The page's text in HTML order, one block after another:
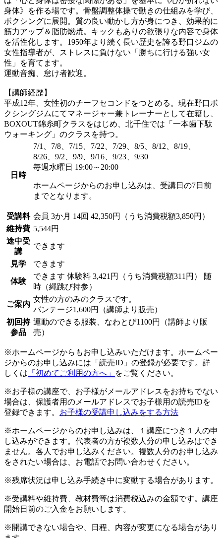
身体》を作る場です。骨盤調整体操で動きの仕組みを学び、
ボクシングに展開。質の良い動かし方が身につき、効果的に
筋力アップ＆脂肪燃焼。キックもありの欲張りな内容で身体
を活性化します。1950年より続く長い歴史を誇る野口ジムの
女性指導者が、ストレスに負けない「勝ちに行ける強い女
性」を育てます。
運動音痴、怠け者歓迎。
【講師経歴】
平成12年、女性初のチーフセコンドをつとめる。現在野口ボ
クシングジムにてマネージャー兼トレーナーとして在籍し、
BOXOUT錦糸町クラスをはじめ、北千住では「一本歯下駄
ウォーキング」のクラスを持つ。
日時
7/1、7/8、7/15、7/22、7/29、8/5、8/12、8/19、
8/26、9/2、9/9、9/16、9/23、9/30
毎週水曜日 19:00～20:00
ホームページからのお申し込みは、受講日の7日前
までとなります。
受講料 会員 3か月 14回 42,350円（うち消費税額3,850円）
維持費 5,544円
途中受
講
できます
見学 できます
体験
できます 体験料 3,421円（うち消費税額311円）
随
時（縄跳び持参）
ご案内
女性の方のみのクラスです。
バンテージ1,600円（講師より販売）
初回持
参品
運動のできる服装、なわとび1100円（講師より販
売）
※ホームページからもお申し込みいただけます。ホームペー
ジからのお申し込みには「読売ID」の登録が必要です。詳
しくは 「初めてご利用の方へ」 をご覧ください。
※お子様の講座で、お子様がメールアドレスをお持ちでない
場合は、保護者用のメールアドレスでお子様用の読売IDを
登録できます。 お子様の受講申し込みをする方法
※ホームページからのお申し込みは、１講座につき１人の申
し込みができます。代表者の方が複数人分の申し込みはでき
ません。各人でお申し込みください。複数人分のお申し込み
をされたい場合は、お電話でお問い合わせください。
※残席状況は申し込み手続き中に変動する場合があります。
※受講料や維持費、教材費等は消費税込みの金額です。講座
開始日前のご入金をお願いします。
※開講できない場合や、日程、内容が変更になる場合があり